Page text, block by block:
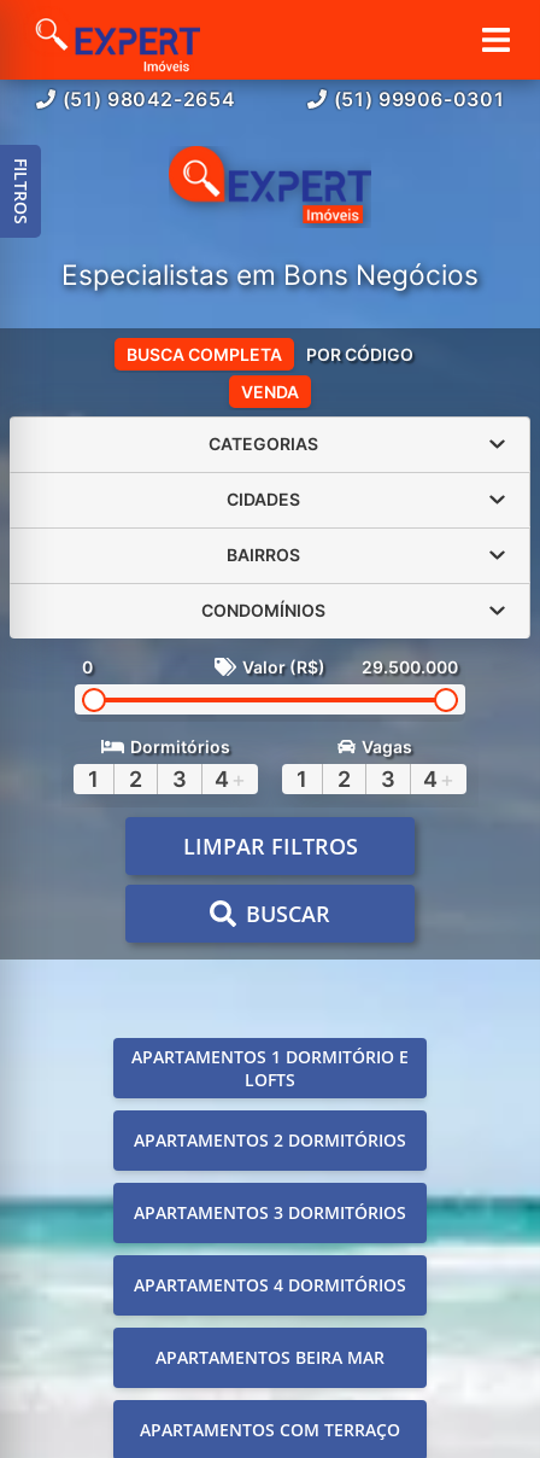
(51) 98042-2654 (51) 99906-0301
Especialistas em Bons Negócios
VENDA
BUSCA COMPLETA POR CÓDIGO
CATEGORIAS
CIDADES
BAIRROS
CONDOMÍNIOS
0 Valor (R$) 29.500.000
Dormitórios
1 2 3 4 +
Vagas
1 2 3 4 +
LIMPAR FILTROS
BUSCAR
APARTAMENTOS 1 DORMITÓRIO E
LOFTS
APARTAMENTOS 2 DORMITÓRIOS
APARTAMENTOS 3 DORMITÓRIOS
APARTAMENTOS 4 DORMITÓRIOS
APARTAMENTOS BEIRA MAR
APARTAMENTOS COM TERRAÇO
FILTROS